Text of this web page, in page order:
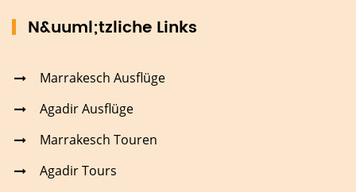
N&uuml;tzliche Links
Marrakesch Ausflüge
Agadir Ausflüge
Marrakesch Touren
Agadir Tours